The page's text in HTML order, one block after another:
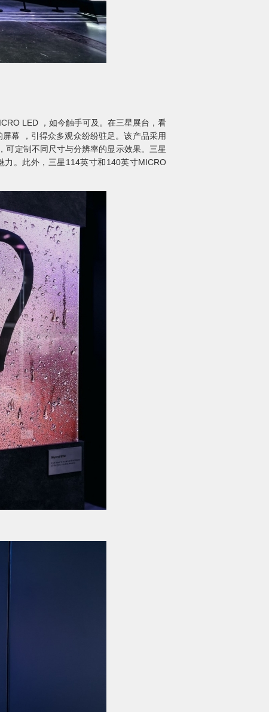
LED ，如今触手可及。在三星展台，看
幕 ，引得众多观众纷纷驻足。该产品采用
可定制不同尺寸与分辨率的显示效果。三星
。此外，三星114英寸和140英寸MICRO